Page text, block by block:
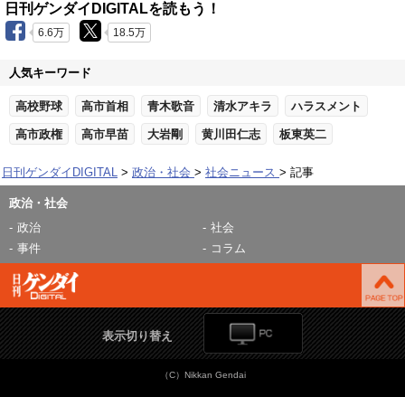
日刊ゲンダイDIGITALを読もう！
6.6万 18.5万
人気キーワード
高校野球 高市首相 青木歌音 清水アキラ ハラスメント
高市政権 高市早苗 大岩剛 黄川田仁志 板東英二
日刊ゲンダイDIGITAL 政治・社会 社会ニュース 記事
政治・社会
政治
社会
事件
コラム
表示切り替え
（C）Nikkan Gendai